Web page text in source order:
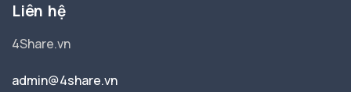
Liên hệ
4Share.vn
admin@4share.vn